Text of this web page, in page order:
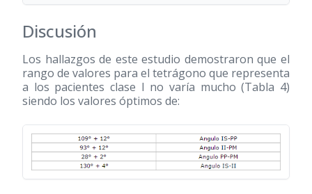
Discusión
Los hallazgos de este estudio demostraron que el
rango de valores para el tetrágono que representa
a los pacientes clase I no varía mucho (Tabla 4)
siendo los valores óptimos de: